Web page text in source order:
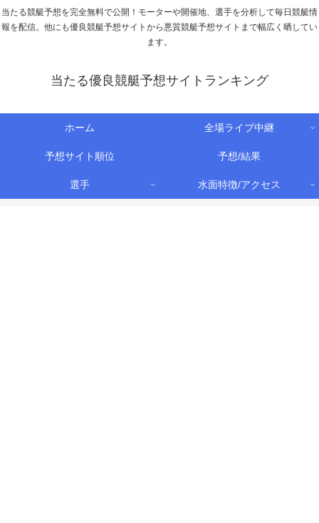
当たる競艇予想を完全無料で公開！モーターや開催地、選手を分析して毎日競艇情
報を配信。他にも優良競艇予想サイトから悪質競艇予想サイトまで幅広く晒してい
ます。
当たる優良競艇予想サイトランキング
ホーム 全場ライブ中継
予想サイト順位 予想/結果
選手 水面特徴/アクセス